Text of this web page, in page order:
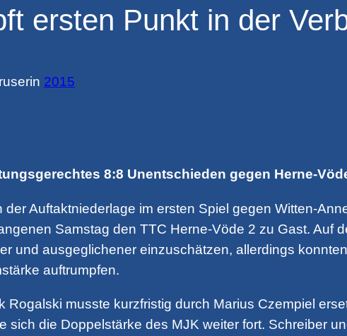
ersten Punkt in der
in 2015
8:8 Unentschieden gegen Herne-
der Auftaktniederlage im ersten Spiel gegen Witten-
Samstag den TTC Herne-Vöde 2 zu Gast. Auf
und ausgeglichener einzuschätzen, allerdings
auftrumpfen.
Rogalski musste kurzfristig durch Marius Czempiel
sich die Doppelstärke des MJK weiter fort. Schreiber